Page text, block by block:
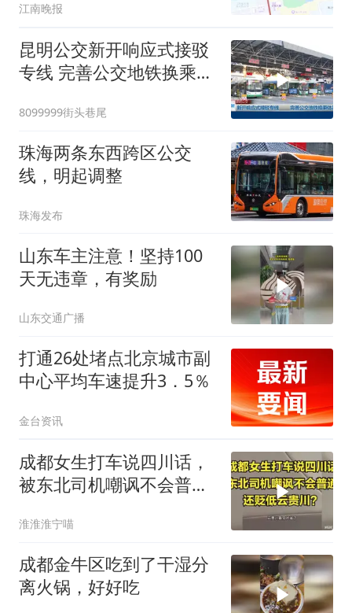
江南晚报
昆明公交新开响应式接驳
专线 完善公交地铁换乘体
8099999街头巷尾
珠海两条东西跨区公交
线，明起调整
珠海发布
山东车主注意！坚持100
天无违章，有奖励
山东交通广播
打通26处堵点北京城市副
中心平均车速提升3．5％
金台资讯
成都女生打车说四川话，
被东北司机嘲讽不会普通
淮淮淮宁喵
成都金牛区吃到了干湿分
离火锅，好好吃